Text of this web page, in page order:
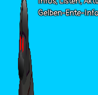
Gelben-Ente-